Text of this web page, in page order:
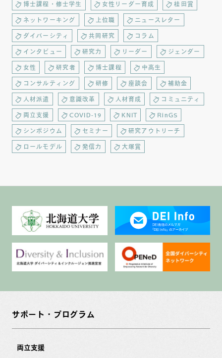
博士課程・修士学生 女性リーダー育成 桂田賞
ネットワーキング 上位職 ニュースレター
ダイバーシティ 共同研究 コラム
インタビュー 研究力 リーダー ジェンダー
女性 研究者 博士課程 中高生
コンサルティング 研修 座談会 補助金
人材派遣 意識改革 人材育成 コミュニティ
両立支援 COVID-19 KNIT RinGS
シンポジウム セミナー 研究アウトリーチ
ロールモデル 発信力 大塚賞
サポート・プログラム
両立支援